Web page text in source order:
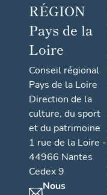
RÉGION
Pays de la
Loire
Conseil régional
Pays de la Loire
Direction de la
culture, du sport
et du patrimoine
1 rue de la Loire -
44966 Nantes
Cedex 9
Nous